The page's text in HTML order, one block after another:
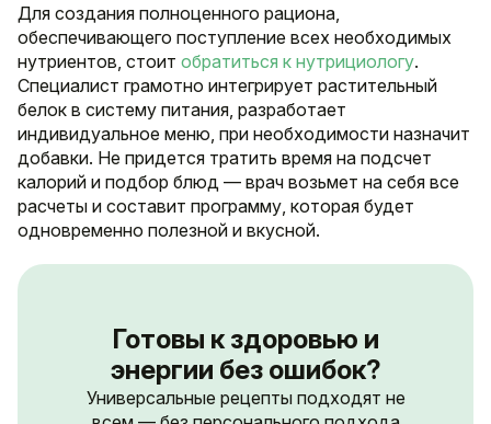
Для создания полноценного рациона,
обеспечивающего поступление всех необходимых
нутриентов, стоит обратиться к нутрициологу.
Специалист грамотно интегрирует растительный
белок в систему питания, разработает
индивидуальное меню, при необходимости назначит
добавки. Не придется тратить время на подсчет
калорий и подбор блюд — врач возьмет на себя все
расчеты и составит программу, которая будет
одновременно полезной и вкусной.
Готовы к здоровью и
энергии без ошибок?
Универсальные рецепты подходят не